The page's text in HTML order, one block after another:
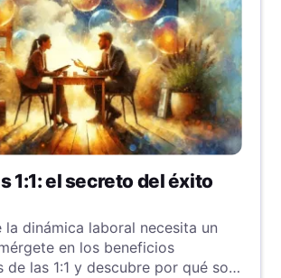
1:1: el secreto del éxito
la dinámica laboral necesita un
en los beneficios
de las 1:1 y descubre por qué son